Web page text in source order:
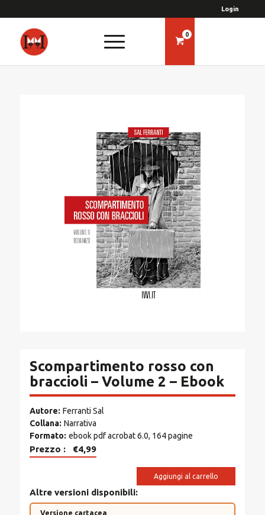
Login
0
Scompartimento rosso con
braccioli – Volume 2 – Ebook
Autore Ferranti Sal
Collana Narrativa
Formato ebook pdf acrobat 6.0, 164 pagine
Prezzo €4,99
Aggiungi al carrello
Altre versioni disponibili
Versione cartacea